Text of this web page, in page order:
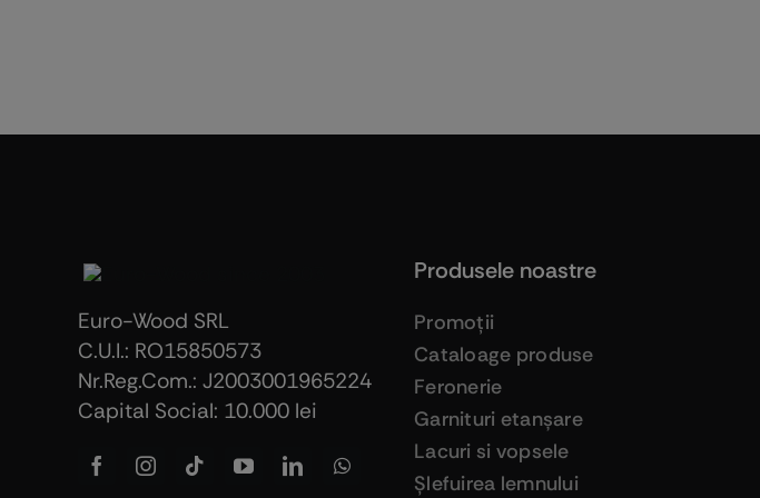
Euro-Wood SRL
C.U.I.: RO15850573
Nr.Reg.Com.: J2003001965224
Capital Social: 10.000 lei
Produsele noastre
Promoţii
Cataloage produse
Feronerie
Garnituri etanşare
Lacuri si vopsele
Şlefuirea lemnului